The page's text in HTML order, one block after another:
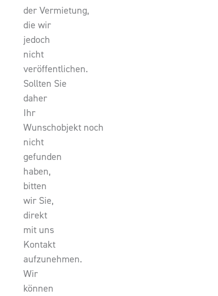
der Vermietung,
die wir
jedoch
nicht
veröffentlichen.
Sollten Sie
daher
Ihr
Wunschobjekt noch
nicht
gefunden
haben,
bitten
wir Sie,
direkt
mit uns
Kontakt
aufzunehmen.
Wir
können